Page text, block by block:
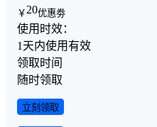
￥ 20优惠劵
使用时效：
1天内使用有效
领取时间
随时领取
立刻领取